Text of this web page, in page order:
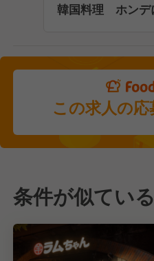
韓国料理 ホンデ
この求人の
条件が似てい